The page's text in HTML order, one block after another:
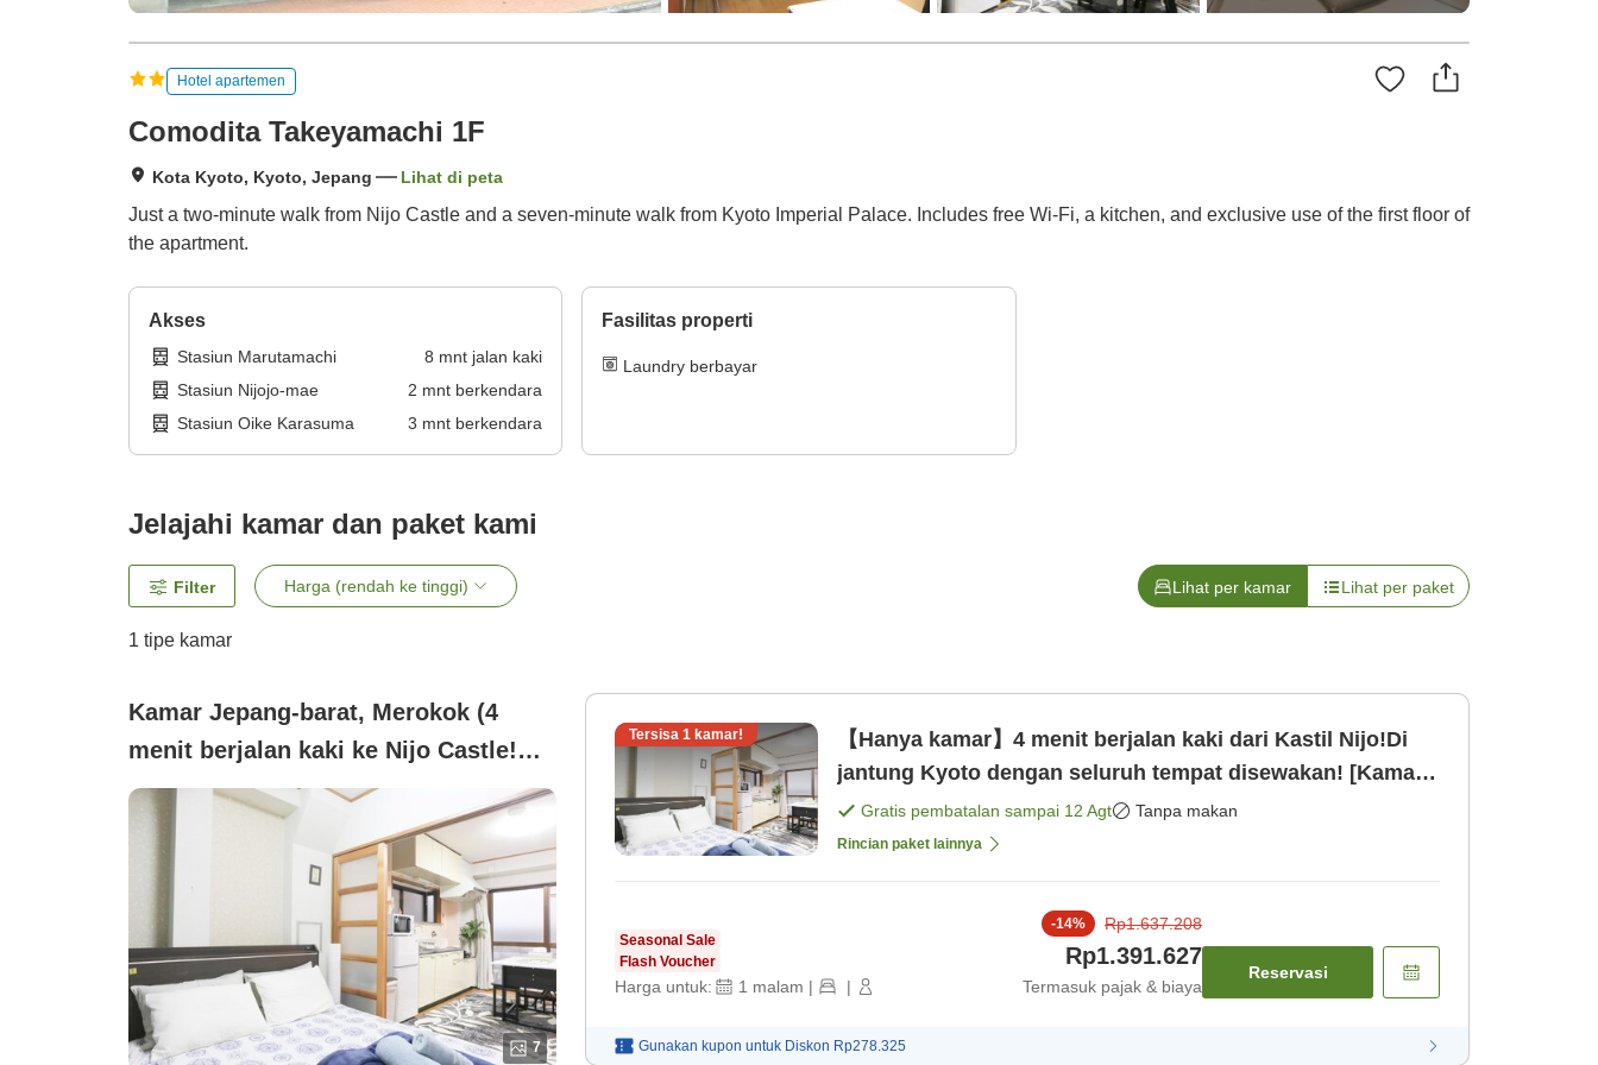
Hotel apartemen
Comodita Takeyamachi 1F
Kota Kyoto, Kyoto, Jepang Lihat di peta
Just a two-minute walk from Nijo Castle and a seven-minute walk from Kyoto Imperial Palace. Includes free Wi-Fi, a kitchen, and exclusive use of the first floor of
the apartment.
Akses
Stasiun Marutamachi 8 mnt jalan kaki
Stasiun Nijojo-mae
2 mnt berkendara
Stasiun Oike Karasuma
3 mnt berkendara
Fasilitas properti
Laundry berbayar
Jelajahi kamar dan paket kami
Filter Harga (rendah ke tinggi) Lihat per kamar Lihat per paket
1 tipe kamar
Kamar Jepang-barat, Merokok (4
menit berjalan kaki ke Nijo Castle!Di
jantung Kyoto dengan seluruh tempat
7
Tersisa 1 kamar!
【Hanya kamar】4 menit berjalan kaki dari Kastil Nijo!Di
jantung Kyoto dengan seluruh tempat disewakan! [Kamar
saja]Gratis pembatalan sampai 12 Agt Tanpa makan
Rincian paket lainnya
Seasonal Sale
Flash Voucher
Harga untuk: 1 malam | |
-14% Rp1.637.208
Rp1.391.627
Termasuk pajak & biaya
Reservasi
Gunakan kupon untuk Diskon Rp278.325